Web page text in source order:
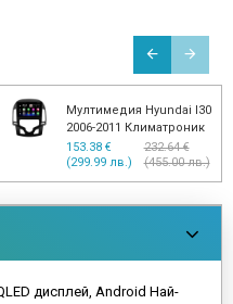
Мултимедия Hyundai I30
2006-2011 Климатроник
153.38 €
(299.99 лв.)
232.64 €
(455.00 лв.)
дисплей, Android Най-